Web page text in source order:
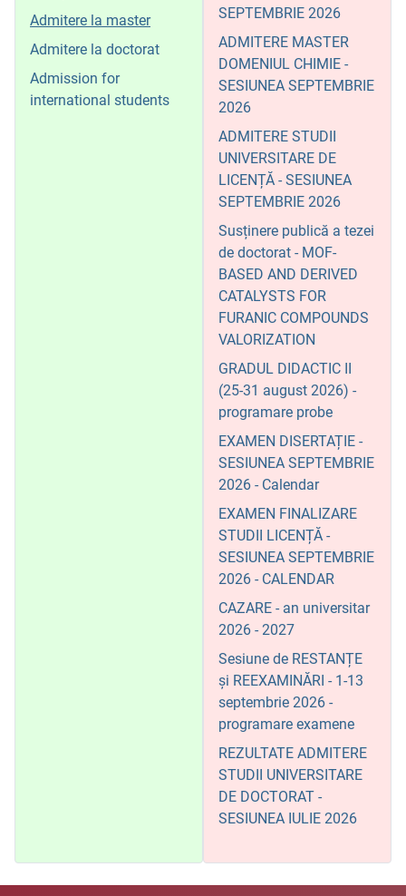
Admitere la master
Admitere la doctorat
Admission for
international students
SEPTEMBRIE 2026
ADMITERE MASTER
DOMENIUL CHIMIE -
SESIUNEA SEPTEMBRIE
2026
ADMITERE STUDII
UNIVERSITARE DE
LICENȚĂ - SESIUNEA
SEPTEMBRIE 2026
Susținere publică a tezei
de doctorat - MOF-
BASED AND DERIVED
CATALYSTS FOR
FURANIC COMPOUNDS
VALORIZATION
GRADUL DIDACTIC II
(25-31 august 2026) -
programare probe
EXAMEN DISERTAȚIE -
SESIUNEA SEPTEMBRIE
2026 - Calendar
EXAMEN FINALIZARE
STUDII LICENȚĂ -
SESIUNEA SEPTEMBRIE
2026 - CALENDAR
CAZARE - an universitar
2026 - 2027
Sesiune de RESTANȚE
și REEXAMINĂRI - 1-13
septembrie 2026 -
programare examene
REZULTATE ADMITERE
STUDII UNIVERSITARE
DE DOCTORAT -
SESIUNEA IULIE 2026